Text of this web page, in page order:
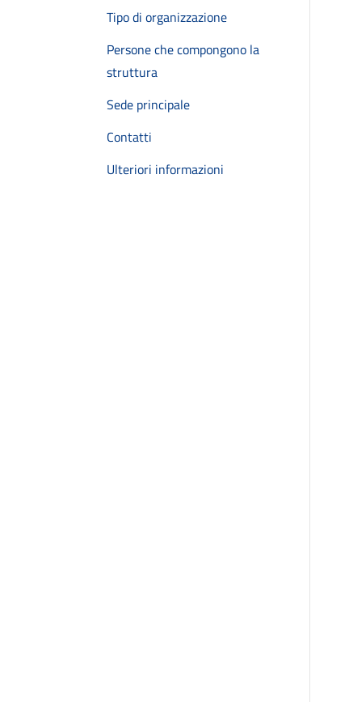
Tipo di organizzazione
Persone che compongono la
struttura
Sede principale
Contatti
Ulteriori informazioni